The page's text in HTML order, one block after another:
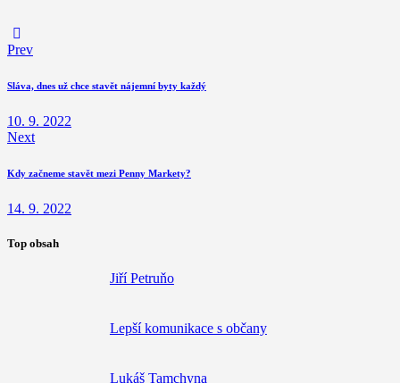
Navigace
pro
Previous
Prev
Sláva, dnes už chce stavět nájemní byty každý
10. 9. 2022
Next
Next
Kdy začneme stavět mezi Penny Markety?
14. 9. 2022
Top obsah
Jiří Petruňo
Lepší komunikace s občany
Lukáš Tamchyna